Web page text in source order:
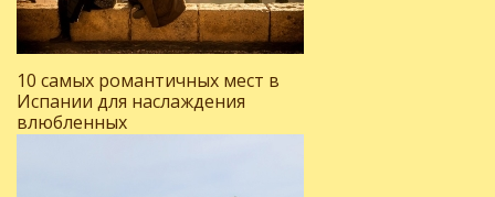
10 самых романтичных мест в
Испании для наслаждения
влюбленных